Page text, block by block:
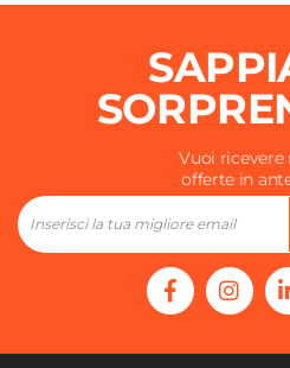
Vuoi ricevere
offerte in